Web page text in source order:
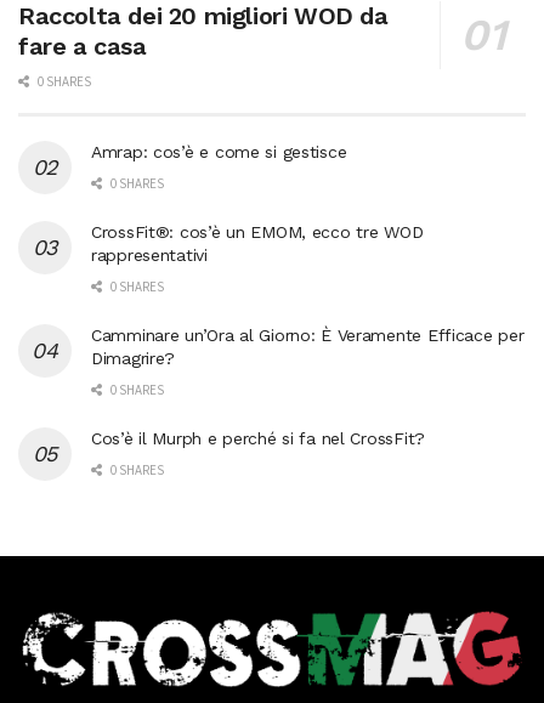
Raccolta dei 20 migliori WOD da
fare a casa
0 SHARES
Amrap: cos’è e come si gestisce
0 SHARES
CrossFit®: cos’è un EMOM, ecco tre WOD
rappresentativi
0 SHARES
Camminare un’Ora al Giorno: È Veramente Efficace per
Dimagrire?
0 SHARES
Cos’è il Murph e perché si fa nel CrossFit?
0 SHARES